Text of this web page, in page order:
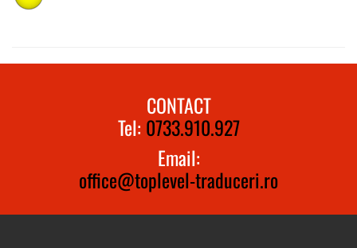
CONTACT
Tel: 0733.910.927
Email:
office@toplevel-traduceri.ro